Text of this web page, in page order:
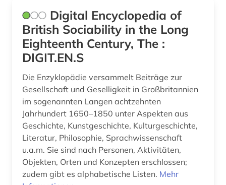
Werkstoffwissenschaften und
Fertigungstechnik (0)
Wissenschaftskunde, Forschung, Hochschul-,
Museumswesen (0)
Digital Encyclopedia of
British Sociability in the Long
Eighteenth Century, The :
DIGIT.EN.S
Die Enzyklopädie versammelt Beiträge zur
Gesellschaft und Geselligkeit in Großbritannien
im sogenannten Langen achtzehnten
Jahrhundert 1650–1850 unter Aspekten aus
Geschichte, Kunstgeschichte, Kulturgeschichte,
Literatur, Philosophie, Sprachwissenschaft
u.a.m. Sie sind nach Personen, Aktivitäten,
Objekten, Orten und Konzepten erschlossen;
zudem gibt es alphabetische Listen. Mehr